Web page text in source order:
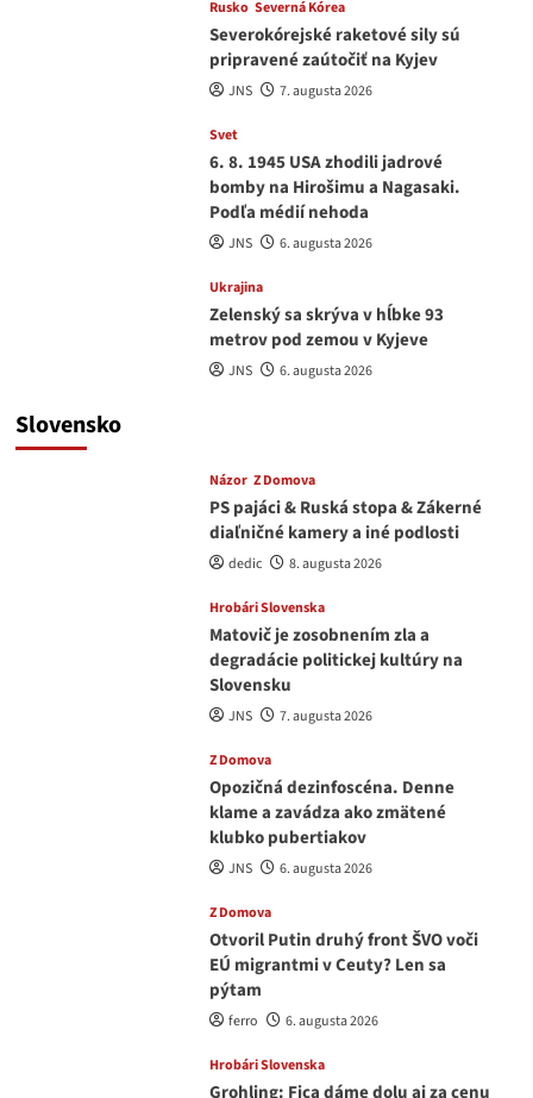
Rusko Severná Kórea
Severokórejské raketové sily sú
pripravené zaútočiť na Kyjev
JNS 7. augusta 2026
Svet
6. 8. 1945 USA zhodili jadrové
bomby na Hirošimu a Nagasaki.
Podľa médií nehoda
JNS 6. augusta 2026
Ukrajina
Zelenský sa skrýva v hĺbke 93
metrov pod zemou v Kyjeve
JNS 6. augusta 2026
Slovensko
Názor Z Domova
PS pajáci & Ruská stopa & Zákerné
diaľničné kamery a iné podlosti
dedic 8. augusta 2026
Hrobári Slovenska
Matovič je zosobnením zla a
degradácie politickej kultúry na
Slovensku
JNS 7. augusta 2026
Z Domova
Opozičná dezinfoscéna. Denne
klame a zavádza ako zmätené
klubko pubertiakov
JNS 6. augusta 2026
Z Domova
Otvoril Putin druhý front ŠVO voči
EÚ migrantmi v Ceuty? Len sa
pýtam
ferro 6. augusta 2026
Hrobári Slovenska
Grohling: Fica dáme dolu aj za cenu